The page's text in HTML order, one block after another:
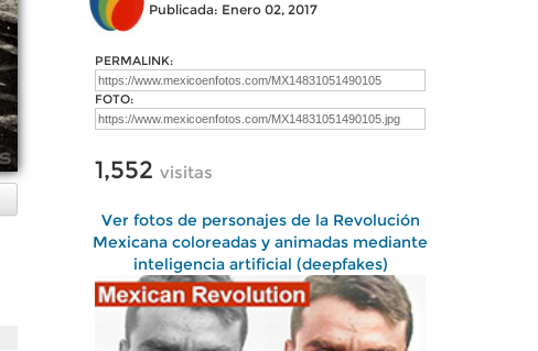
Publicada: Enero 02, 2017
PERMALINK:
FOTO:
1,552 visitas
Ver fotos de personajes de la Revolución
Mexicana coloreadas y animadas mediante
inteligencia artificial (deepfakes)